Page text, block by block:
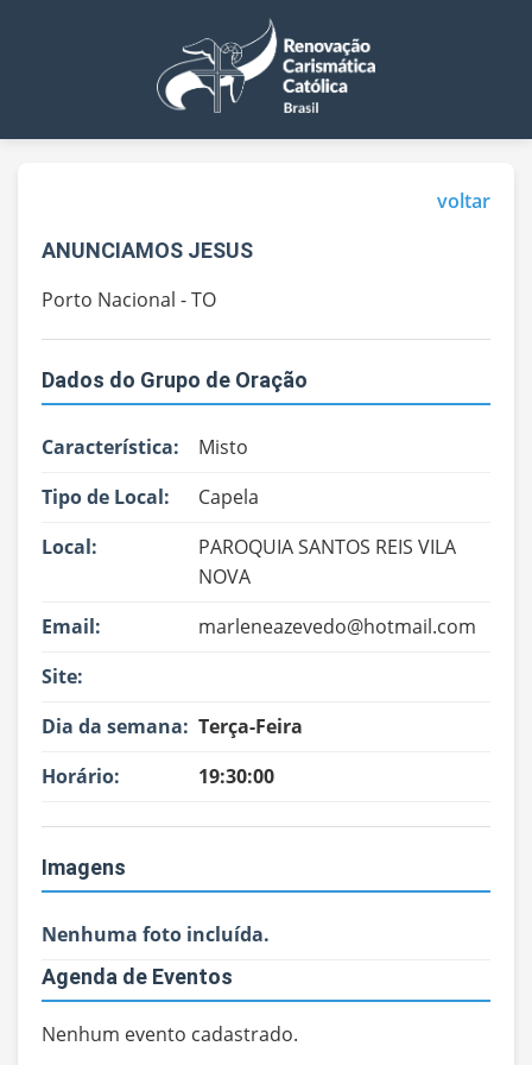
voltar
ANUNCIAMOS JESUS
Porto Nacional - TO
Dados do Grupo de Oração
Característica:
Misto
Tipo de Local:
Capela
Local:
PAROQUIA SANTOS REIS VILA
NOVA
Email:
marleneazevedo@hotmail.com
Site:
Dia da semana: Terça-Feira
Horário:
19:30:00
Imagens
Nenhuma foto incluída.
Agenda de Eventos
Nenhum evento cadastrado.